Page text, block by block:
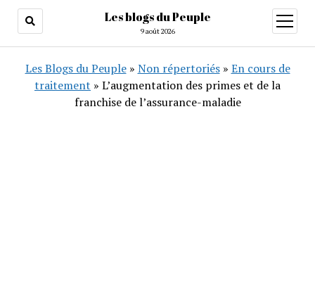
Les blogs du Peuple
9 août 2026
ouvrir
menu
Les Blogs du Peuple» Non répertoriés» En cours de
traitement » L’augmentation des primes et de la
franchise de l’assurance-maladie